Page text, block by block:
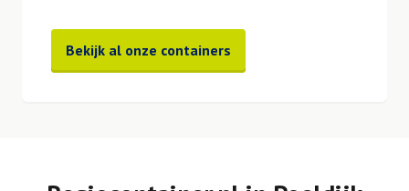
Bekijk al onze containers